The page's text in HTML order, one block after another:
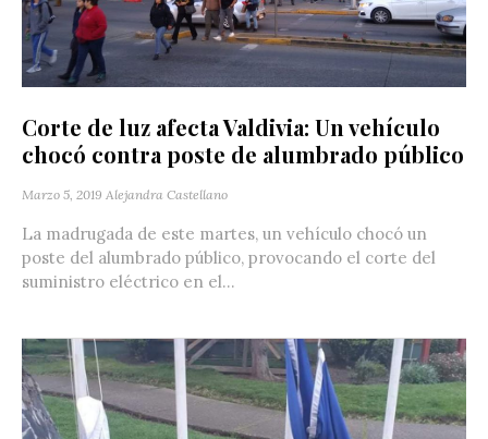
Corte de luz afecta Valdivia: Un vehículo
chocó contra poste de alumbrado público
Marzo 5, 2019 Alejandra Castellano
La madrugada de este martes, un vehículo chocó un
poste del alumbrado público, provocando el corte del
suministro eléctrico en el...